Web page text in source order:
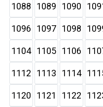
1088 1089 1090
1096 1097 1098
1104 1105 1106
1112 1113 1114
1120 1121 1122